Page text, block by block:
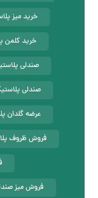
خرید میز
خرید کلمن
صندلی
صندلی
عرضه گلدان
فروش ظروف
فروش میز